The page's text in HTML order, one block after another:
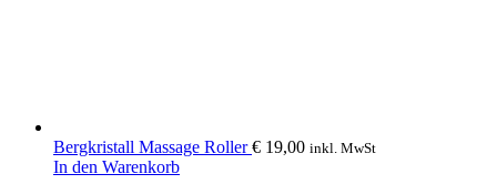
Bergkristall Massage Roller€ 19,00 inkl. MwSt
In den Warenkorb